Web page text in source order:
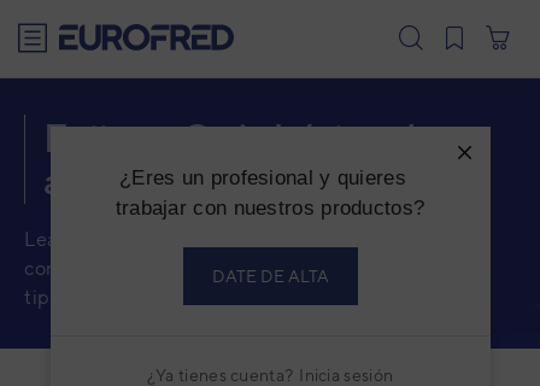
¿Eres un profesional y quieres
trabajar con nuestros productos?
DATE DE ALTA
¿Ya tienes cuenta? Inicia sesión
Fujitsu: Guía básica de
aplicación de marca
Lea detenidamente esta guía para conocer el uso
correcto de la marca y su aplicación en cualquier
tipo de soporte.